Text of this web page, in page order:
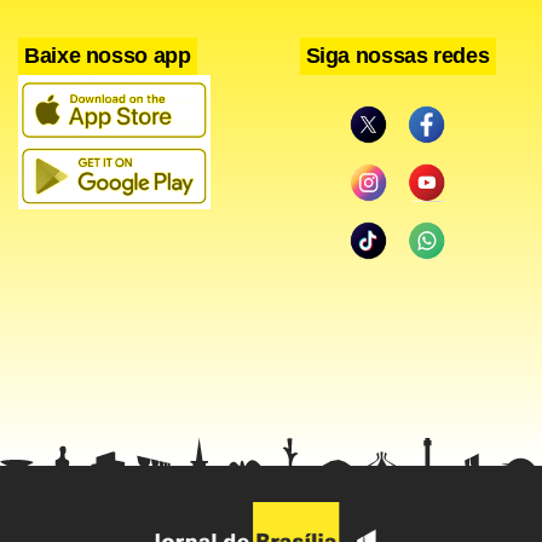
Do valor inicialmente estipulado de R$ 0,45 relativos aos
juros estipulado no final do ano passado, incidirá 15% de
imposto de renda. Já sobre o valor de R$ 0,0137, relativo à
correção até o próximo dia 30, a incidência da alíquota de
Imposto de Renda será de 22,5% – os descontos, no
Baixe nosso app Siga nossas redes